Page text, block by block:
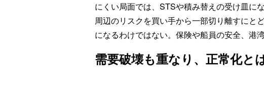
にくい局面では、STSや積み替えの受け皿に
周辺のリスクを買い手から一部切り離すにと
になるわけではない。保険や船員の安全、港
需要破壊も重なり、正常化と